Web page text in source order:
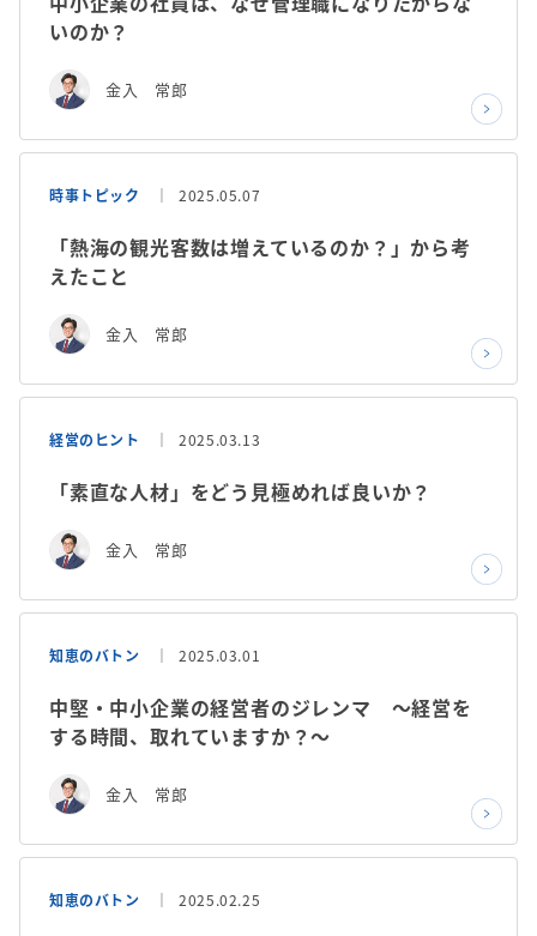
いのか？
金入 常郎
時事トピック 2025.05.07
「熱海の観光客数は増えているのか？」から考
えたこと
金入 常郎
経営のヒント 2025.03.13
「素直な人材」をどう見極めれば良いか？
金入 常郎
知恵のバトン 2025.03.01
中堅・中小企業の経営者のジレンマ ～経営を
する時間、取れていますか？～
金入 常郎
知恵のバトン 2025.02.25